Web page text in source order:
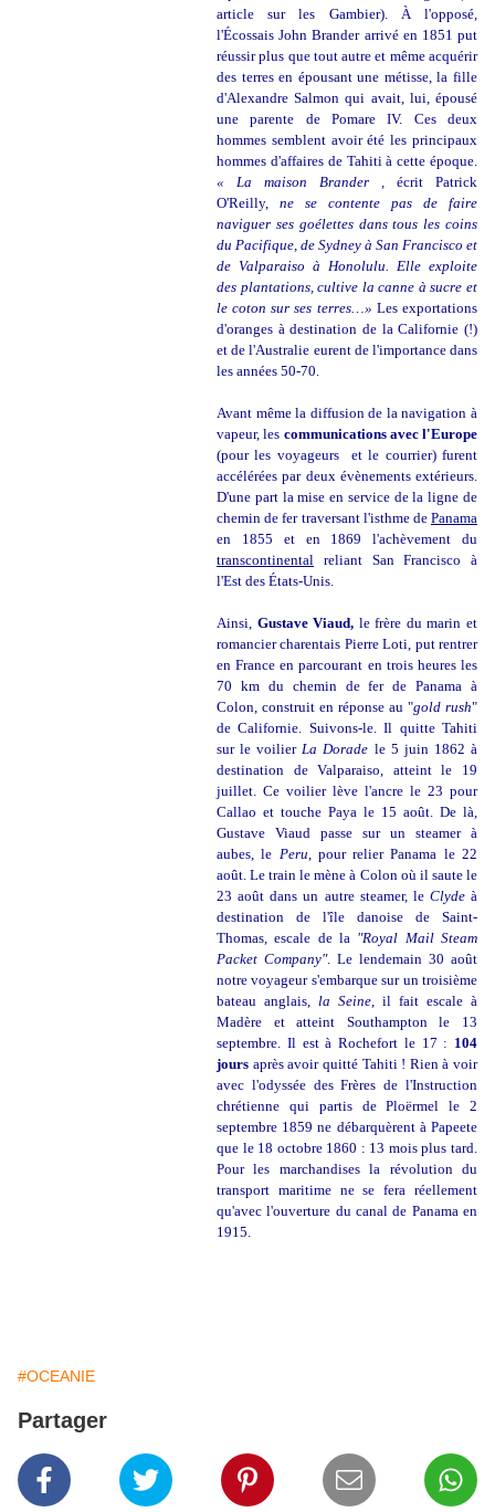
article sur les Gambier). À l'opposé,
l'Écossais John Brander arrivé en 1851 put
réussir plus que tout autre et même acquérir
des terres en épousant une métisse, la fille
d'Alexandre Salmon qui avait, lui, épousé
une parente de Pomare IV. Ces deux
hommes semblent avoir été les principaux
hommes d'affaires de Tahiti à cette époque.
« La maison Brander , écrit Patrick
O'Reilly, ne se contente pas de faire
naviguer ses goélettes dans tous les coins
du Pacifique, de Sydney à San Francisco et
de Valparaiso à Honolulu. Elle exploite
des plantations, cultive la canne à sucre et
le coton sur ses terres…» Les exportations
d'oranges à destination de la Californie (!)
et de l'Australie eurent de l'importance dans
les années 50-70.
Avant même la diffusion de la navigation à
vapeur, les communications avec l'Europe
(pour les voyageurs et le courrier) furent
accélérées par deux évènements extérieurs.
D'une part la mise en service de la ligne de
chemin de fer traversant l'isthme de Panama
en 1855 et en 1869 l'achèvement du
transcontinental reliant San Francisco à
l'Est des États-Unis.
Ainsi, Gustave Viaud, le frère du marin et
romancier charentais Pierre Loti, put rentrer
en France en parcourant en trois heures les
70 km du chemin de fer de Panama à
Colon, construit en réponse au "gold rush"
de Californie. Suivons-le. Il quitte Tahiti
sur le voilierLa Dorade le 5 juin 1862 à
destination de Valparaiso, atteint le 19
juillet. Ce voilier lève l'ancre le 23 pour
Callao et touche Paya le 15 août. De là,
Gustave Viaud passe sur un steamer à
aubes, le Peru, pour relier Panama le 22
août. Le train le mène à Colon où il saute le
23 août dans un autre steamer, le Clydeà
destination de l'île danoise de Saint-
Thomas, escale de la "Royal Mail Steam
Packet Company". Le lendemain 30 août
notre voyageur s'embarque sur un troisième
bateau anglais, la Seine, il fait escale à
Madère et atteint Southampton le 13
septembre. Il est à Rochefort le 17 : 104
jours après avoir quitté Tahiti ! Rien à voir
avec l'odyssée des Frères de l'Instruction
chrétienne qui partis de Ploërmel le 2
septembre 1859 ne débarquèrent à Papeete
que le 18 octobre 1860 : 13 mois plus tard.
Pour les marchandises la révolution du
transport maritime ne se fera réellement
qu'avec l'ouverture du canal de Panama en
1915.
#OCEANIE
Partager